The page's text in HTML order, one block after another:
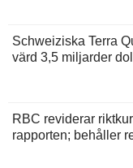
Schweiziska Terra
värd 3,5 miljarder
RBC reviderar
rapporten; behåller